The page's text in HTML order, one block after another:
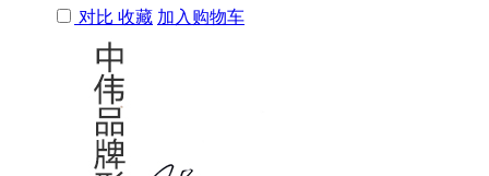
对比 收藏 加入购物车